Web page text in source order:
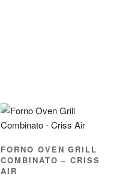
FORNO OVEN GRILL
COMBINATO – CRISS
AIR